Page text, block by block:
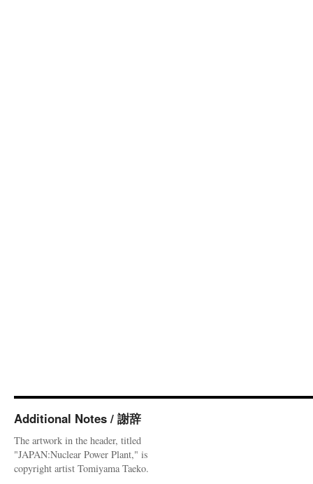
Additional Notes / 謝辞
The artwork in the header, titled
"JAPAN:Nuclear Power Plant," is
copyright artist Tomiyama Taeko.